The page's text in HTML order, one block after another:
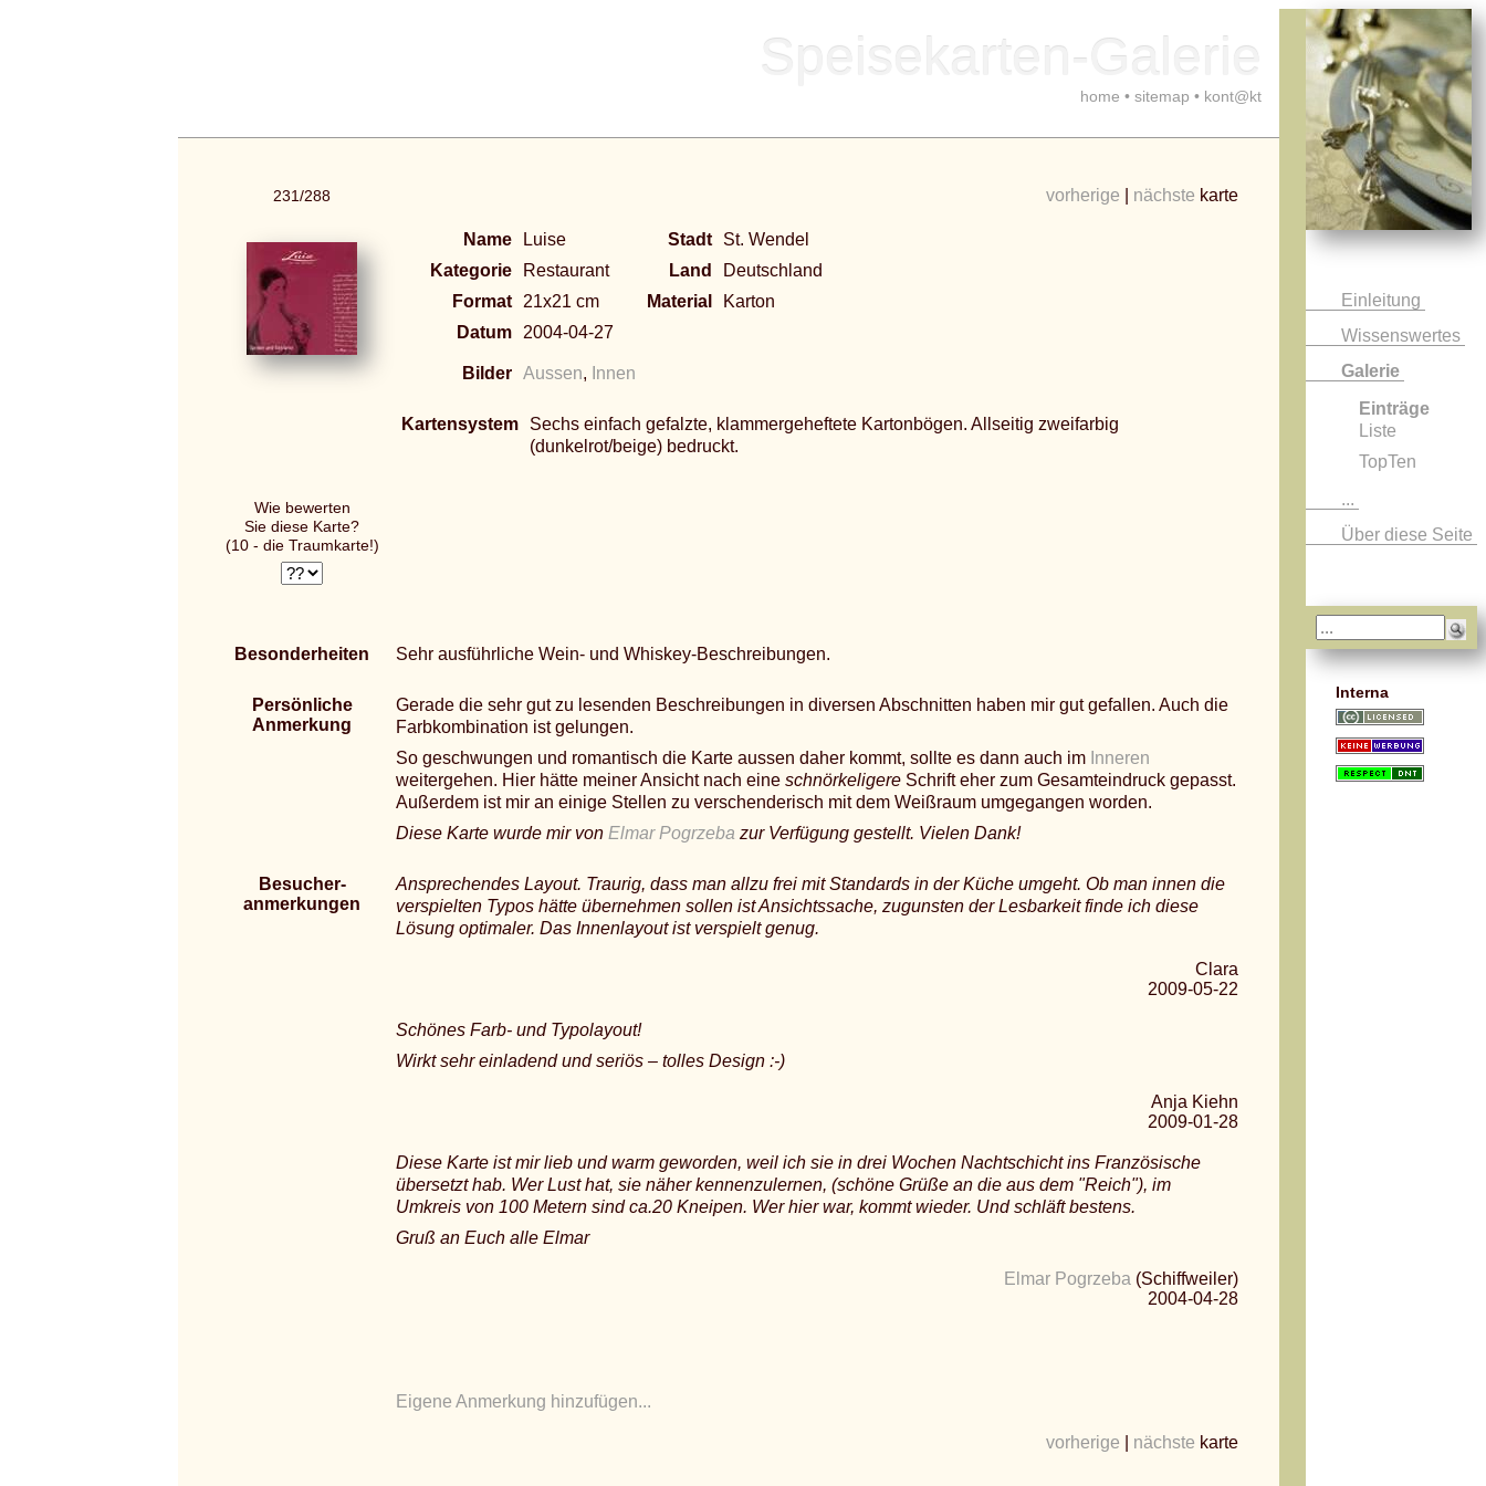
Einleitung
Wissenswertes
Galerie
Einträge
Liste
TopTen
...
Über diese Seite
Interna
Speisekarten-Galerie
home • sitemap • kont@kt
231/288 vorherige nächste karte
Name Luise Stadt
St. Wendel
Kategorie
Restaurant Land
Deutschland
Format
21x21 cm Material
Karton
Datum
2004-04-27
Bilder Aussen, Innen
Kartensystem
Sechs einfach gefalzte, klammergeheftete Kartonbögen. Allseitig zweifarbig
(dunkelrot/beige) bedruckt.
Wie bewerten
Sie diese Karte?
(10 - die Traumkarte!)
Besonderheiten Sehr ausführliche Wein- und Whiskey-Beschreibungen.
Persönliche
Anmerkung
Gerade die sehr gut zu lesenden Beschreibungen in diversen Abschnitten haben mir gut gefallen. Auch die
Farbkombination ist gelungen.
So geschwungen und romantisch die Karte aussen daher kommt, sollte es dann auch im Inneren
weitergehen. Hier hätte meiner Ansicht nach eine schnörkeligere Schrift eher zum Gesamteindruck gepasst.
Außerdem ist mir an einige Stellen zu verschenderisch mit dem Weißraum umgegangen worden.
Diese Karte wurde mir von Elmar Pogrzeba zur Verfügung gestellt. Vielen Dank!
Besucher-
anmerkungen
Ansprechendes Layout. Traurig, dass man allzu frei mit Standards in der Küche umgeht. Ob man innen die
verspielten Typos hätte übernehmen sollen ist Ansichtssache, zugunsten der Lesbarkeit finde ich diese
Lösung optimaler. Das Innenlayout ist verspielt genug.
Clara
2009-05-22
Schönes Farb- und Typolayout!
Wirkt sehr einladend und seriös – tolles Design :-)
Anja Kiehn
2009-01-28
Diese Karte ist mir lieb und warm geworden, weil ich sie in drei Wochen Nachtschicht ins Französische
übersetzt hab. Wer Lust hat, sie näher kennenzulernen, (schöne Grüße an die aus dem "Reich"), im
Umkreis von 100 Metern sind ca.20 Kneipen. Wer hier war, kommt wieder. Und schläft bestens.
Gruß an Euch alle Elmar
Elmar Pogrzeba (Schiffweiler)
2004-04-28
Eigene Anmerkung hinzufügen...
vorherige nächste karte